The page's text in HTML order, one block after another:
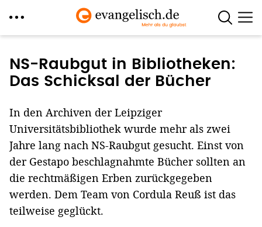
zum
Inhalt
NS-Raubgut in Bibliotheken:
Das Schicksal der Bücher
In den Archiven der Leipziger
Universitätsbibliothek wurde mehr als zwei
Jahre lang nach NS-Raubgut gesucht. Einst von
der Gestapo beschlagnahmte Bücher sollten an
die rechtmäßigen Erben zurückgegeben
werden. Dem Team von Cordula Reuß ist das
teilweise geglückt.